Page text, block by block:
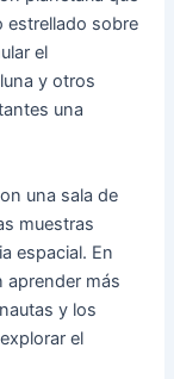
estrellado sobre
el
y otros
una
una sala de
muestras
espacial. En
aprender más
y los
el